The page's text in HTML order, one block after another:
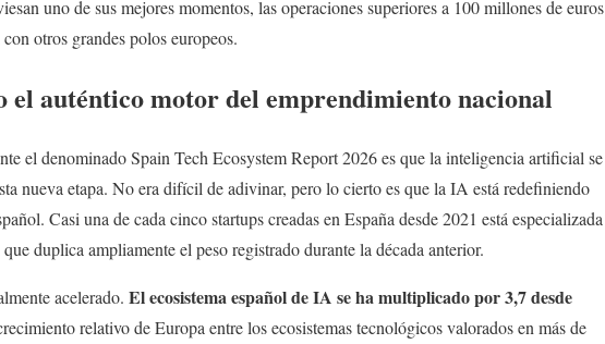
uno de sus mejores momentos, las operaciones superiores a 100 millones de euros
otros grandes polos europeos.
el auténtico motor del emprendimiento nacional
el denominado Spain Tech Ecosystem Report 2026 es que la inteligencia artificial se
nueva etapa. No era difícil de adivinar, pero lo cierto es que la IA está redefiniendo
Casi una de cada cinco startups creadas en España desde 2021 está especializada
duplica ampliamente el peso registrado durante la década anterior.
acelerado. El ecosistema español de IA se ha multiplicado por 3,7 desde
relativo de Europa entre los ecosistemas tecnológicos valorados en más de